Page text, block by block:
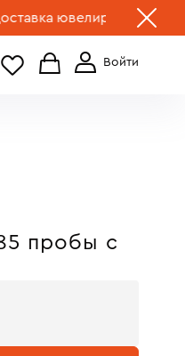
ювелирных изделий по
+7 (499) 519-00-00
пробы с